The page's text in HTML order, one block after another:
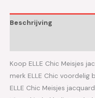
Beschrijving
Koop ELLE Chic Meisjes
merk ELLE Chic voordelig
ELLE Chic Meisjes